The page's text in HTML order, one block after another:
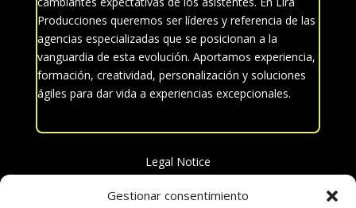
Gestionar consentimiento
Producciones queremos ser líderes y referencia de las
agencias especializadas que se posicionan a la
vanguardia de esta evolución. Aportamos experiencia,
formación, creatividad, personalización y soluciones
ágiles para dar vida a experiencias excepcionales.
Legal Notice
2025 Lira Social People S.L.